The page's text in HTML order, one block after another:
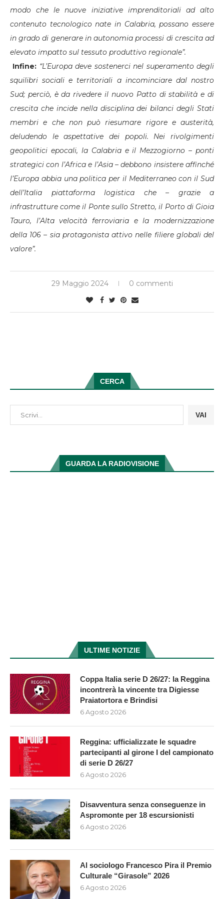
modo che le nuove iniziative imprenditoriali ad alto
contenuto tecnologico nate in Calabria, possano essere
in grado di generare in autonomia processi di crescita ad
elevato impatto sul tessuto produttivo regionale”.
Infine: “L’Europa deve sostenerci nel superamento degli
squilibri sociali e territoriali a incominciare dal nostro
Sud; perciò, è da rivedere il nuovo Patto di stabilità e di
crescita che incide nella disciplina dei bilanci degli Stati
membri e che non può riesumare rigore e austerità,
deludendo le aspettative dei popoli. Nei rivolgimenti
geopolitici epocali, la Calabria e il Mezzogiorno – ponti
strategici con l’Africa e l’Asia – debbono insistere affinché
l’Europa abbia una politica per il Mediterraneo con il Sud
dell’Italia piattaforma logistica che – grazie a
infrastrutture come il Ponte sullo Stretto, il Porto di Gioia
Tauro, l’Alta velocità ferroviaria e la modernizzazione
della 106 – sia protagonista attivo nelle filiere globali del
valore”.
29 Maggio 2024 0 commenti
CERCA
VAI
GUARDA LA RADIOVISIONE
ULTIME NOTIZIE
Coppa Italia serie D 26/27: la Reggina
incontrerà la vincente tra Digiesse
Praiatortora e Brindisi
6 Agosto 2026
Reggina: ufficializzate le squadre
partecipanti al girone I del campionato
di serie D 26/27
6 Agosto 2026
Disavventura senza conseguenze in
Aspromonte per 18 escursionisti
6 Agosto 2026
Al sociologo Francesco Pira il Premio
Culturale “Girasole” 2026
6 Agosto 2026